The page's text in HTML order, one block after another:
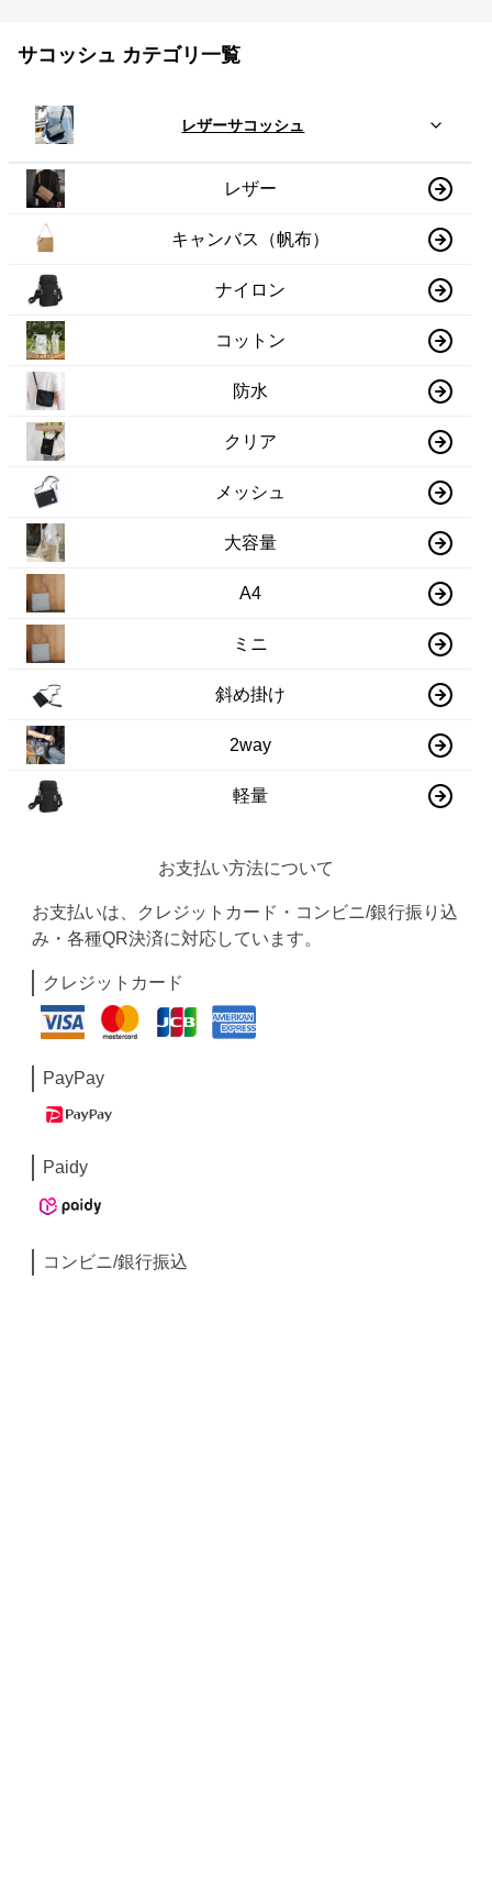
サコッシュ カテゴリ一覧
レザーサコッシュ
レザー
キャンバス（帆布）
ナイロン
コットン
防水
クリア
メッシュ
大容量
A4
ミニ
斜め掛け
2way
軽量
お支払い方法について
お支払いは、クレジットカード・コンビニ/銀行振り込
み・各種QR決済に対応しています。
クレジットカード
PayPay
Paidy
コンビニ/銀行振込